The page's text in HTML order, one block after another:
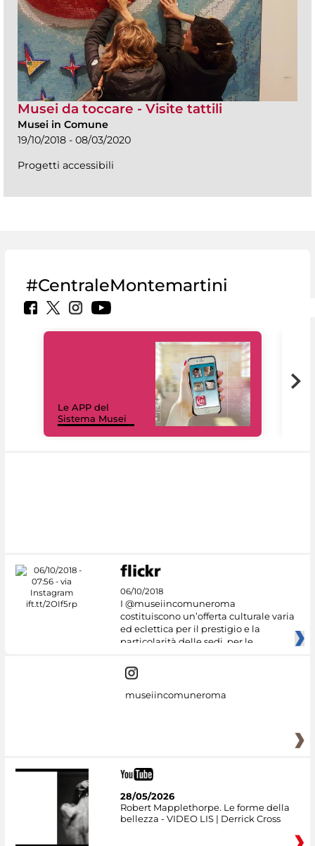
Musei da toccare - Visite tattili
Musei in Comune
19/10/2018 - 08/03/2020
Progetti accessibili
#CentraleMontemartini
Le APP del
Sistema Musei
06/10/2018
I @museiincomuneroma
costituiscono un’offerta culturale varia
ed eclettica per il prestigio e la
particolarità delle sedi, per le
museiincomuneroma
28/05/2026
Robert Mapplethorpe. Le forme della
bellezza - VIDEO LIS | Derrick Cross